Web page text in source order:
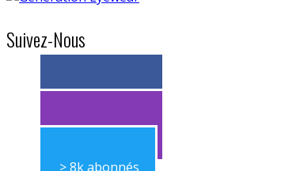
Suivez-Nous
> 11k abonnés
> 11k abonnés
> 8k abonnés